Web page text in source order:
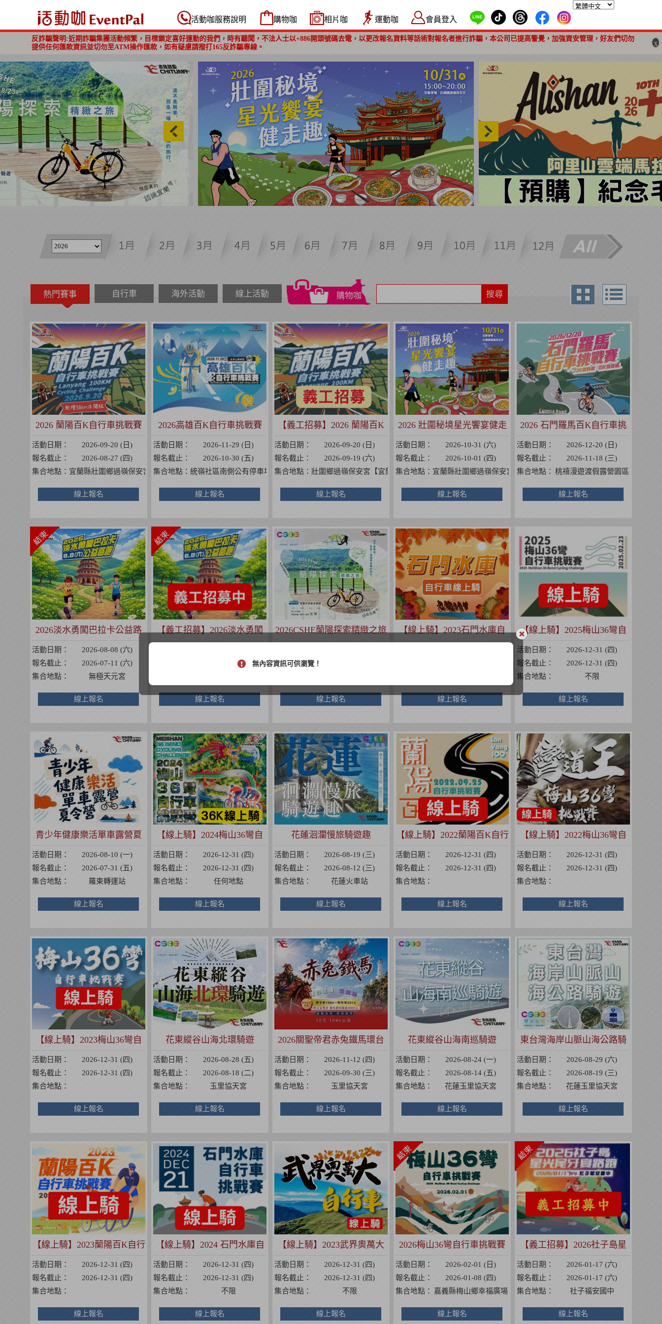
無內容資訊可供瀏覽！
活動咖 Eventpal
活動咖服務說明 購物咖 相片咖 運動咖 會員登入
反詐騙聲明:近期詐騙集團活動頻繁，目標鎖定喜好運動的我們，時有聽聞，不法人士以+886開頭號碼去電，以更改報名資料等話術對報名者進行詐騙，本公司已提高警覺，加強資安管理，好友們切勿
提供任何匯款資訊並切勿至ATM操作匯款，如有疑慮請撥打165反詐騙專線。
X
熱門賽事 自行車 海外活動 線上活動 購物咖 搜尋
2026 蘭陽百K自行車挑戰賽
(全球百鐵認證系列賽事)
活動日期：
2026-09-20 (日)
報名截止：
2026-08-27 (四)
集合地點： 宜蘭縣壯圍鄉過嶺保安宮【263宜蘭縣壯圍鄉壯濱路三段302號】
線上報名
2026高雄百K自行車挑戰賽
(全球百鐵認證系列賽事)
活動日期：
2026-11-29 (日)
報名截止：
2026-10-30 (五)
集合地點： 統嶺社區南側公有停車場
線上報名
【義工招募】2026 蘭陽百K
自行車挑戰賽
活動日期：
2026-09-20 (日)
報名截止：
2026-09-19 (六)
集合地點： 壯圍鄉過嶺保安宮【宜蘭縣壯圍鄉壯濱路三段302號】
線上報名
2026 壯圍秘境星光饗宴健走
趣
活動日期：
2026-10-31 (六)
報名截止：
2026-10-01 (四)
集合地點： 宜蘭縣壯圍鄉過嶺保安宮
線上報名
2026 石門羅馬百K自行車挑
戰賽
活動日期：
2026-12-20 (日)
報名截止：
2026-11-18 (三)
集合地點： 桃禧漫遊渡假露營園區
線上報名
2026淡水勇闖巴拉卡公益路
跑
活動日期：
2026-08-08 (六)
報名截止：
2026-07-11 (六)
集合地點：
無極天元宮
線上報名
【義工招募】2026淡水勇闖
巴拉卡公益路跑
2026-08-07 (五)
線上報名
2026CSHE蘭陽探索精緻之旅
報名截止：
線上報名
【線上騎】2023石門水庫自
行車挑戰賽
線上報名
【線上騎】2025梅山36彎自
行車挑戰賽
活動日期：
2026-12-31 (四)
報名截止：
2026-12-31 (四)
集合地點：
不限
線上報名
青少年健康樂活單車露營夏
令營
活動日期：
2026-08-10 (一)
報名截止：
2026-07-31 (五)
集合地點：
羅東轉運站
線上報名
【線上騎】2024梅山36彎自
行車挑戰賽
活動日期：
2026-12-31 (四)
報名截止：
2026-12-31 (四)
集合地點：
任何地點
線上報名
花蓮洄瀾慢旅騎遊趣
活動日期：
2026-08-19 (三)
報名截止：
2026-08-12 (三)
集合地點：
花蓮火車站
線上報名
【線上騎】2022蘭陽百K自行
車挑戰賽
活動日期：
2026-12-31 (四)
報名截止：
2026-12-31 (四)
集合地點：
線上報名
【線上騎】2022梅山36彎自
行車挑戰賽
活動日期：
2026-12-31 (四)
報名截止：
2026-12-31 (四)
集合地點：
線上報名
【線上騎】2023梅山36彎自
行車挑戰賽
活動日期：
2026-12-31 (四)
報名截止：
2026-12-31 (四)
集合地點：
線上報名
花東縱谷山海北環騎遊
活動日期：
2026-08-28 (五)
報名截止：
2026-08-18 (二)
集合地點：
玉里協天宮
線上報名
2026關聖帝君赤兔鐵馬環台
巡境忠義騎
活動日期：
2026-11-12 (四)
報名截止：
2026-09-30 (三)
集合地點：
玉里協天宮
線上報名
花東縱谷山海南巡騎遊
活動日期：
2026-08-24 (一)
報名截止：
2026-08-14 (五)
集合地點：
花蓮玉里協天宮
線上報名
東台灣海岸山脈山海公路騎
遊
活動日期：
2026-08-29 (六)
報名截止：
2026-08-19 (三)
集合地點：
花蓮玉里協天宮
線上報名
【線上騎】2023蘭陽百K自行
車挑戰賽
活動日期：
2026-12-31 (四)
報名截止：
2026-12-31 (四)
集合地點：
線上報名
【線上騎】2024 石門水庫自
行車挑戰賽
活動日期：
2026-12-31 (四)
報名截止：
2026-12-31 (四)
集合地點：
不限
線上報名
【線上騎】2023武界奧萬大
自行車挑戰賽
活動日期：
2026-12-31 (四)
報名截止：
2026-12-31 (四)
集合地點：
不限
線上報名
2026梅山36彎自行車挑戰賽
活動日期：
2026-02-01 (日)
報名截止：
2026-01-08 (四)
集合地點：
嘉義縣梅山鄉幸福廣場
線上報名
【義工招募】2026社子島星
光尾牙宴路跑
活動日期：
2026-01-17 (六)
報名截止：
2026-01-17 (六)
集合地點：
社子福安國中
線上報名